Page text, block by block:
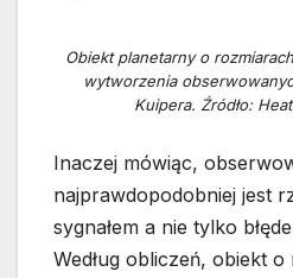
Obiekt planetarny o
wytworzenia
Kuipera. Źródło:
Inaczej mówiąc,
najprawdopodobniej jest
sygnałem a nie tylko
Według obliczeń, obiekt o